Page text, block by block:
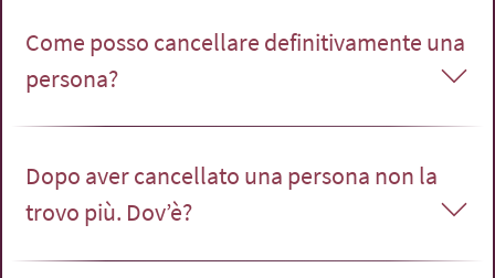
Come posso cancellare definitivamente una
persona?
Dopo aver cancellato una persona non la
trovo più. Dov’è?